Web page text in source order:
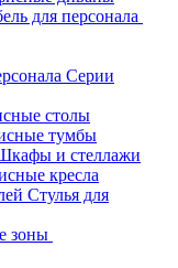
для персонала
Серии
столы
тумбы
и стеллажи
кресла
Стулья для
зоны